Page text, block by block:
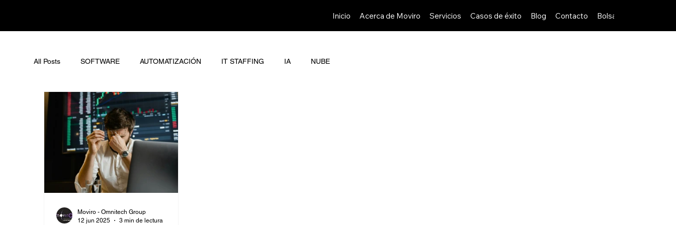
Inicio Acerca de Moviro Servicios Casos de éxito Blog Contacto Bolsa de Trabajo
All Posts SOFTWARE AUTOMATIZACIÓN IT STAFFING IA NUBE
Moviro - Omnitech Group
12 jun 2025
3 min de lectura